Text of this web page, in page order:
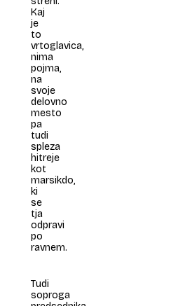
Kaj
je
to
vrtoglavica,
nima
pojma,
na
svoje
delovno
mesto
pa
tudi
spleza
hitreje
kot
marsikdo,
ki
se
tja
odpravi
po
ravnem.
Tudi
soproga